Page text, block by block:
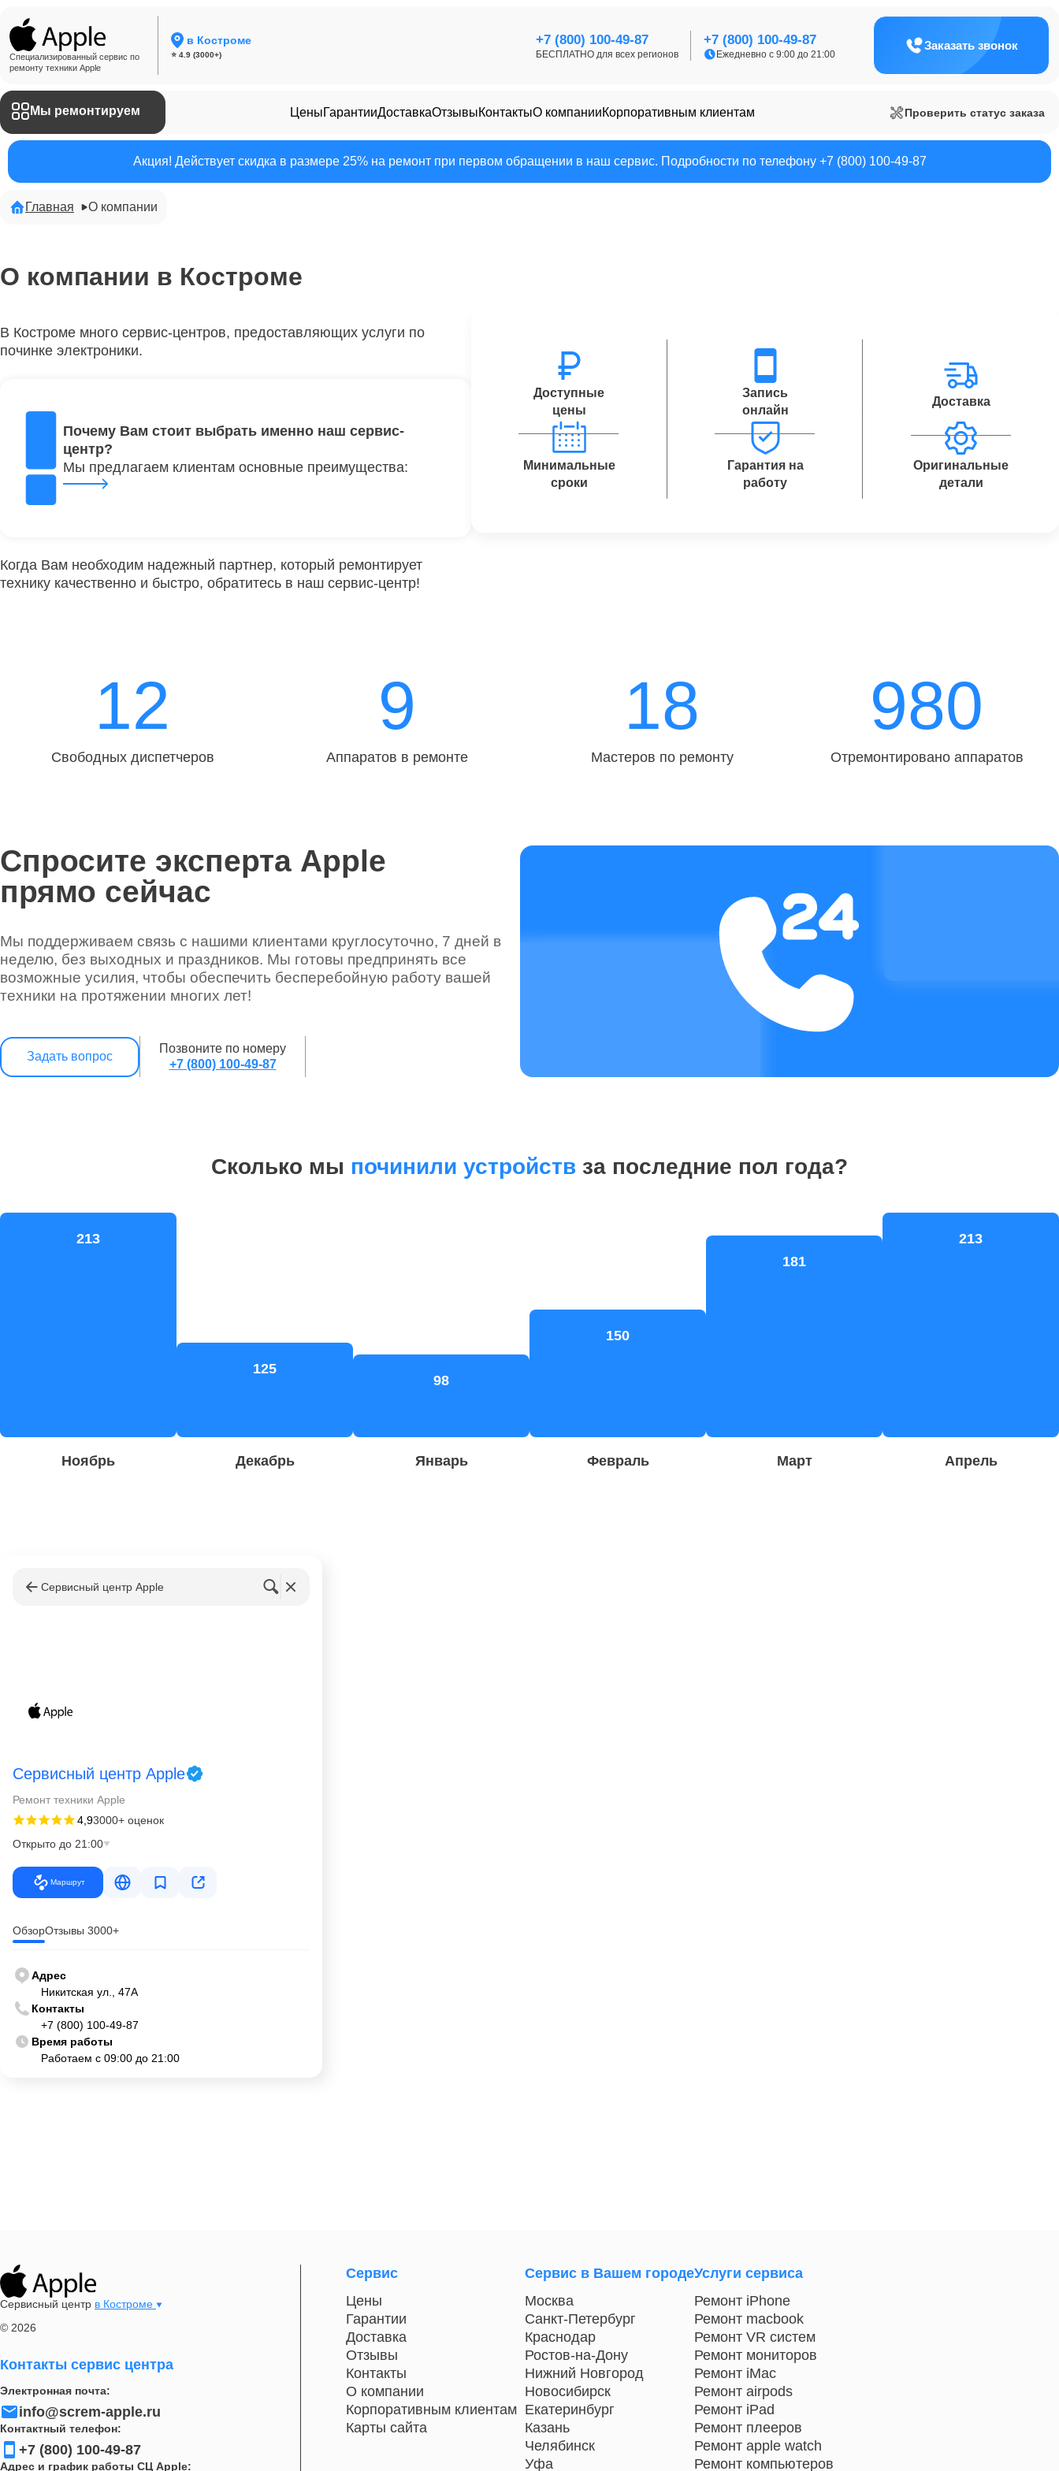
Специализированный сервис по
ремонту техники Apple
в Костроме
⭐ 4.9 (3000+)
+7 (800) 100-49-87
БЕСПЛАТНО для всех регионов
+7 (800) 100-49-87
Ежедневно с 9:00 до 21:00
Заказать звонок
Мы ремонтируем ЦеныГарантииДоставкаОтзывыКонтактыО компанииКорпоративным клиентам Проверить статус заказа
Акция! Действует скидка в размере 25% на ремонт при первом обращении в наш сервис. Подробности по телефону +7 (800) 100-49-87
Главная О компании
О компании в Костроме
В Костроме много сервис-центров, предоставляющих услуги по
починке электроники.
Почему Вам стоит выбрать именно наш сервис-
центр?
Мы предлагаем клиентам основные преимущества:
Когда Вам необходим надежный партнер, который ремонтирует
технику качественно и быстро, обратитесь в наш сервис-центр!
Доступные
цены
Запись
онлайн
Доставка
Минимальные
сроки
Гарантия на
работу
Оригинальные
детали
12
Свободных диспетчеров
9
Аппаратов в ремонте
18
Мастеров по ремонту
980
Отремонтировано аппаратов
Спросите эксперта Apple
прямо сейчас
Мы поддерживаем связь с нашими клиентами круглосуточно, 7 дней в
неделю, без выходных и праздников. Мы готовы предпринять все
возможные усилия, чтобы обеспечить бесперебойную работу вашей
техники на протяжении многих лет!
Задать вопрос
Позвоните по номеру
+7 (800) 100-49-87
Сколько мы починили устройств за последние пол года?
213
Ноябрь
125
Декабрь
98
Январь
150
Февраль
181
Март
213
Апрель
Сервисный центр Apple
Сервисный центр Apple
Ремонт техники Apple
4,93000+ оценок
Открыто до 21:00
Маршрут
ОбзорОтзывы 3000+
Адрес
Никитская ул., 47А
Контакты
+7 (800) 100-49-87
Время работы
Работаем с 09:00 до 21:00
Сервисный центр в Костроме
© 2026
Контакты сервис центра
Электронная почта:
info@screm-apple.ru
Контактный телефон:
+7 (800) 100-49-87
Адрес и график работы СЦ Apple:
Сервис
Цены
Гарантии
Доставка
Отзывы
Контакты
О компании
Корпоративным клиентам
Карты сайта
Сервис в Вашем городе
Москва
Санкт-Петербург
Краснодар
Ростов-на-Дону
Нижний Новгород
Новосибирск
Екатеринбург
Казань
Челябинск
Уфа
Услуги сервиса
Ремонт iPhone
Ремонт macbook
Ремонт VR систем
Ремонт мониторов
Ремонт iMac
Ремонт airpods
Ремонт iPad
Ремонт плееров
Ремонт apple watch
Ремонт компьютеров